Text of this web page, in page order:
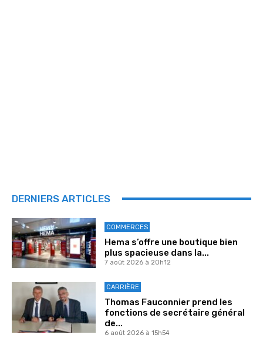
DERNIERS ARTICLES
COMMERCES
Hema s’offre une boutique bien
plus spacieuse dans la...
7 août 2026 à 20h12
CARRIÈRE
Thomas Fauconnier prend les
fonctions de secrétaire général
de...
6 août 2026 à 15h54